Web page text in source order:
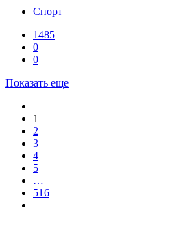
Спорт
1485
0
0
Показать еще
1
2
3
4
5
…
516